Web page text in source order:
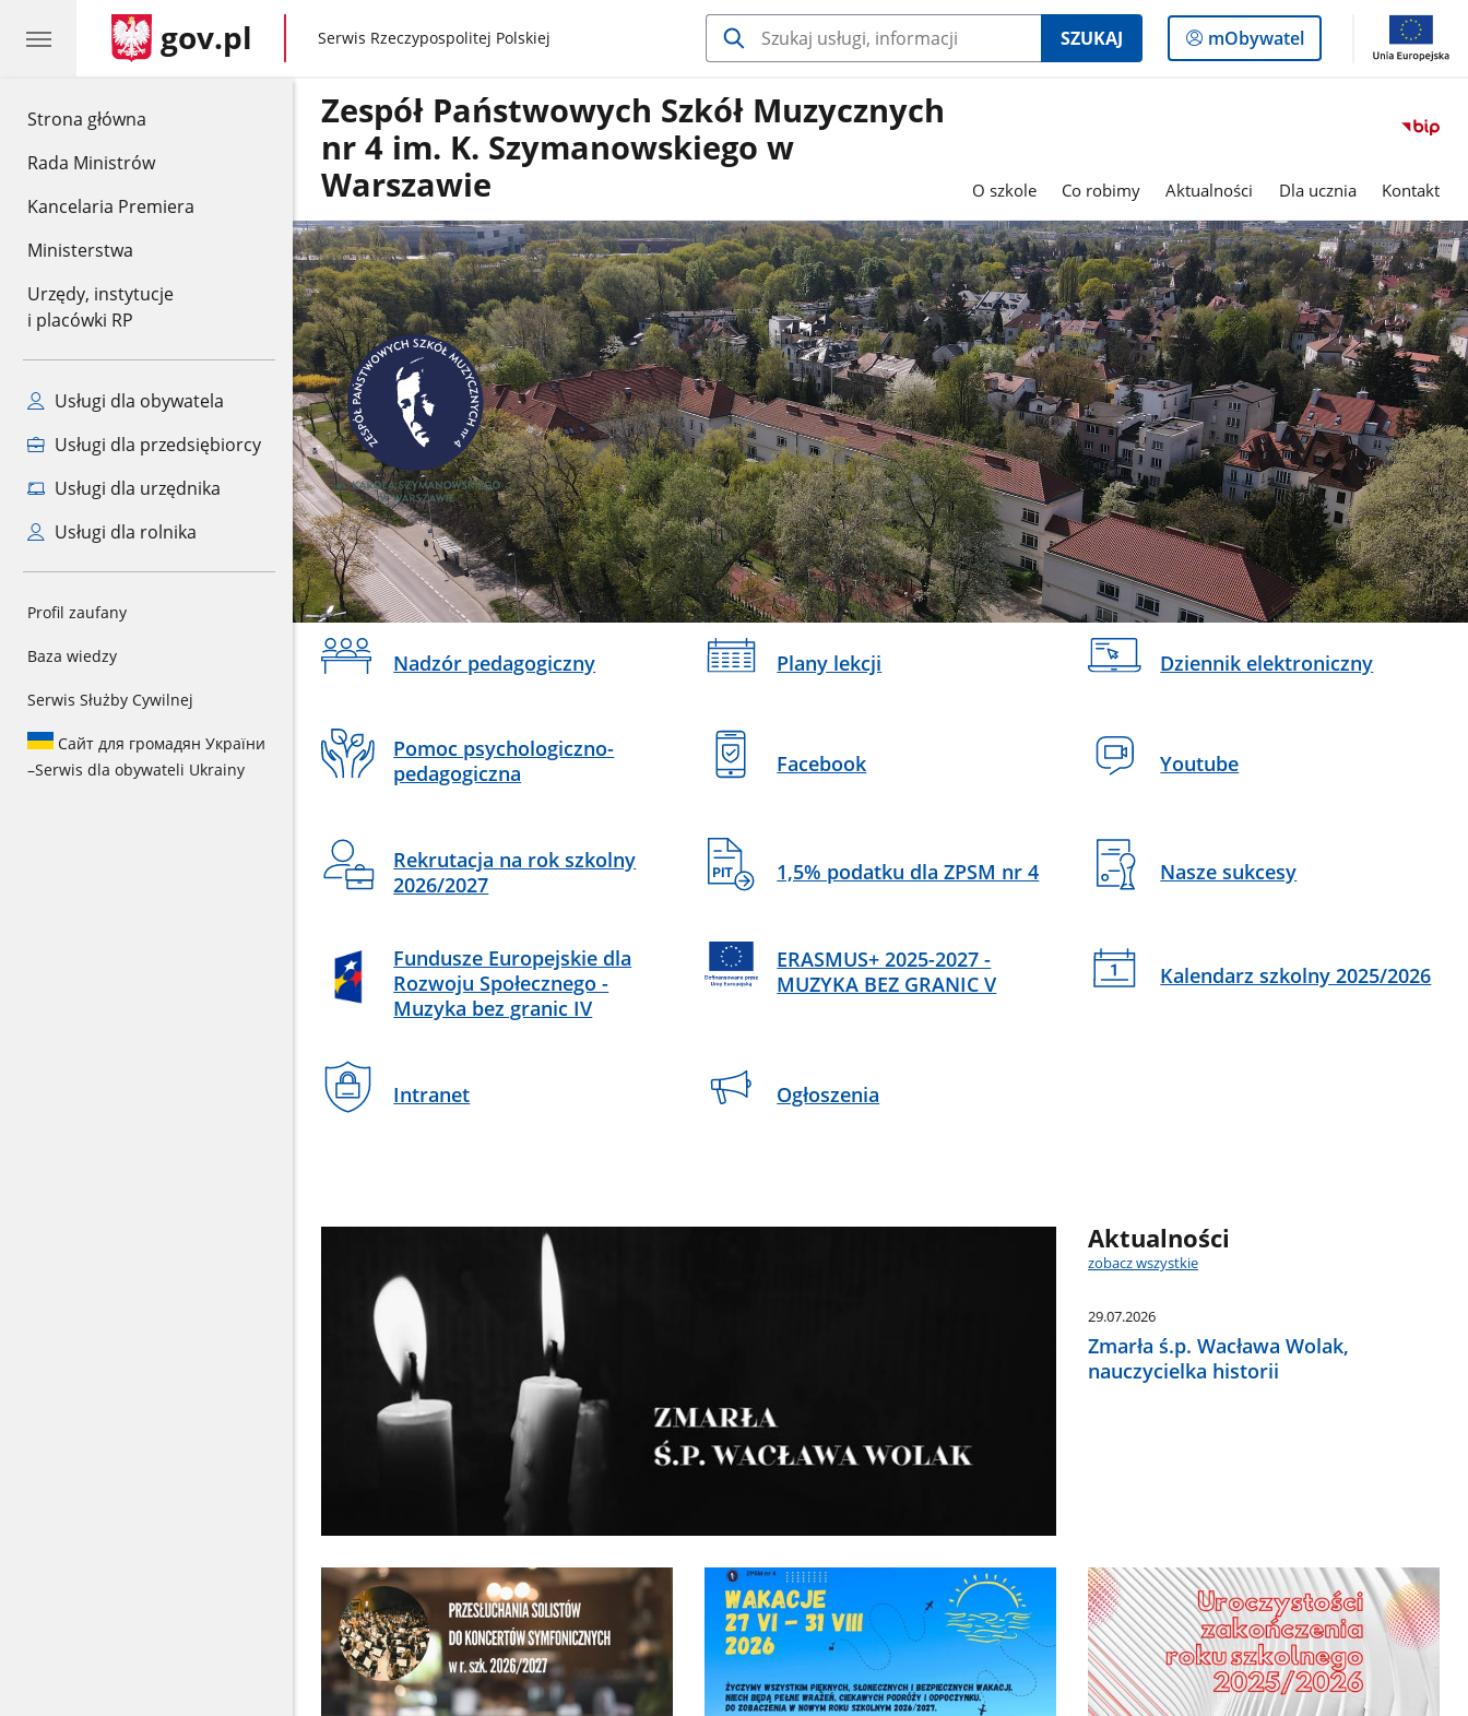
Strona główna
Rada Ministrów
Kancelaria Premiera
Ministerstwa
Urzędy, instytucje
i placówki RP
Usługi dla obywatela
Usługi dla przedsiębiorcy
Usługi dla urzędnika
Usługi dla rolnika
Profil zaufany
Baza wiedzy
Serwis Służby Cywilnej
Сайт для громадян України
–Serwis dla obywateli Ukrainy
gov.pl gov.pl
Serwis Rzeczypospolitej Polskiej SZUKAJ
Logowanie
do
mObywatel
Zespół Państwowych Szkół Muzycznych
nr 4 im. K. Szymanowskiego w
Warszawie
O szkole Co robimy Aktualności Dla ucznia Kontakt
Na
skróty
Nadzór pedagogiczny Plany lekcji Dziennik elektroniczny
Pomoc psychologiczno-
pedagogiczna
Facebook Youtube
Rekrutacja na rok szkolny
2026/2027
1,5% podatku dla ZPSM nr 4 Nasze sukcesy
Fundusze Europejskie dla
Rozwoju Społecznego -
Muzyka bez granic IV
ERASMUS+ 2025-2027 -
MUZYKA BEZ GRANIC V
Kalendarz szkolny 2025/2026
Intranet Ogłoszenia
Aktualności
zobacz wszystkie
29.07.2026
Zmarła ś.p. Wacława Wolak,
nauczycielka historii